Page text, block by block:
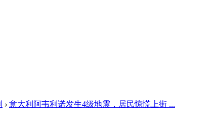
› 意大利阿韦利诺发生4级地震，居民惊慌上街 ...